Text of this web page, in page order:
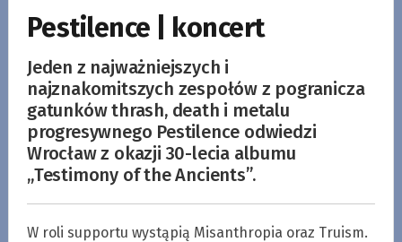
Pestilence | koncert
Jeden z najważniejszych i
najznakomitszych zespołów z pogranicza
gatunków thrash, death i metalu
progresywnego Pestilence odwiedzi
Wrocław z okazji 30-lecia albumu
„Testimony of the Ancients”.
W roli supportu wystąpią Misanthropia oraz Truism.